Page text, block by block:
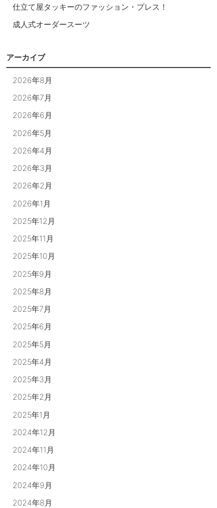
仕立て屋タッキーのファッション・プレス！
成人式オーダースーツ
アーカイブ
2026年8月
2026年7月
2026年6月
2026年5月
2026年4月
2026年3月
2026年2月
2026年1月
2025年12月
2025年11月
2025年10月
2025年9月
2025年8月
2025年7月
2025年6月
2025年5月
2025年4月
2025年3月
2025年2月
2025年1月
2024年12月
2024年11月
2024年10月
2024年9月
2024年8月